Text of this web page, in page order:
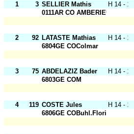
1 3 SELLIER Mathis H 14 - 18
0111AR CO AMBERIEU
2
92 LATASTE Mathias H 14 - 18
6804GE COColmar
3
75 ABDELAZIZ Bader H 14 - 18
6803GE COM
4
119 COSTE Jules H 14 - 18
6806GE COBuhl.Florival